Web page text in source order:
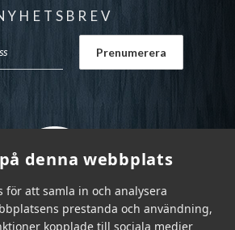
denna webbplats
för att samla in och analysera
prestanda och användning,
kopplade till sociala medier